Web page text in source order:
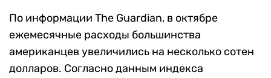
По информации The Guardian, в октябре
ежемесячные расходы большинства
американцев увеличились на несколько сотен
долларов. Согласно данным индекса